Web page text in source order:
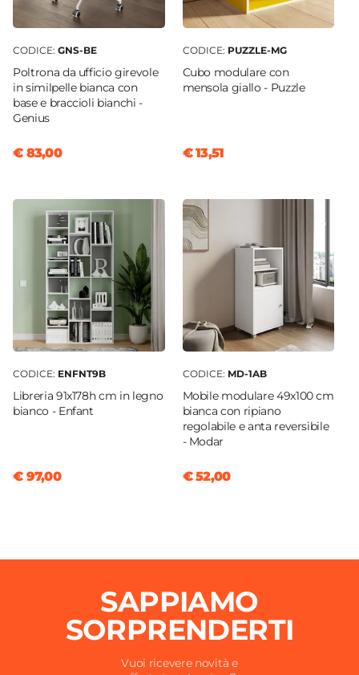
CODICE: GNS-BE
Poltrona da ufficio girevole
in similpelle bianca con
base e braccioli bianchi -
Genius
€ 83,00
CODICE: PUZZLE-MG
Cubo modulare con
mensola giallo - Puzzle
€ 13,51
CODICE: ENFNT9B
Libreria 91x178h cm in legno
bianco - Enfant
€ 97,00
CODICE: MD-1AB
Mobile modulare 49x100 cm
bianca con ripiano
regolabile e anta reversibile
- Modar
€ 52,00
SAPPIAMO
SORPRENDERTI
Vuoi ricevere novità e